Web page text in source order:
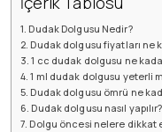
Dudak Dolgusu Nedir?
Dudak dolgusu fiyatları ne
1 cc dudak dolgusu ne
1 ml dudak dolgusu yeterli
Dudak dolgusu ömrü ne
Dudak dolgusu nasıl yapılır?
Dolgu öncesi nelere dikkat